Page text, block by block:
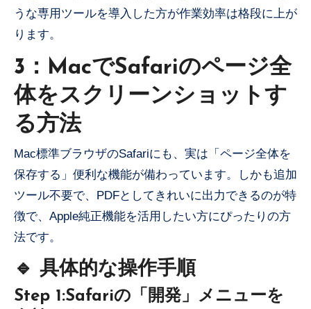
うな専用ツールを導入した方が作業効率は格段に上が
ります。
3：MacでSafariのページ全
体をスクリーンショットす
る方法
Mac標準ブラウザのSafariにも、実は「ページ全体を
保存する」便利な機能が備わっています。しかも追加
ツール不要で、PDFとしてきれいに出力できるのが特
徴で、Apple純正機能を活用したい方にぴったりの方
法です。
🔹 具体的な操作手順
Step 1:Safariの「開発」メニューを